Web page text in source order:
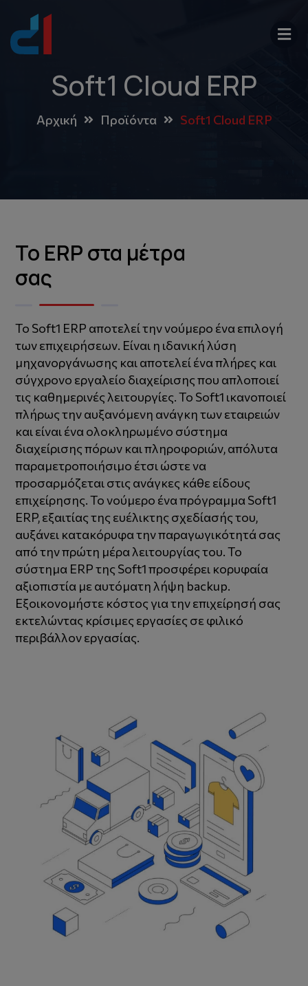
Soft1 Cloud ERP
Αρχική Προϊόντα Soft1 Cloud ERP
Το ERP στα μέτρα
σας
Το Soft1 ERP αποτελεί την νούμερο ένα επιλογή
των επιχειρήσεων. Είναι η ιδανική λύση
μηχανοργάνωσης και αποτελεί ένα πλήρες και
σύγχρονο εργαλείο διαχείρισης που απλοποιεί
τις καθημερινές λειτουργίες. ​Το Soft1 ικανοποιεί
πλήρως την αυξανόμενη ανάγκη των εταιρειών
και είναι ένα ολοκληρωμένο σύστημα
διαχείρισης πόρων και πληροφοριών, απόλυτα
παραμετροποιήσιμο έτσι ώστε να
προσαρμόζεται στις ανάγκες κάθε είδους
επιχείρησης. Το νούμερο ένα πρόγραμμα Soft1
ERP, εξαιτίας της ευέλικτης σχεδίασής του,
αυξάνει κατακόρυφα την παραγωγικότητά σας
από την πρώτη μέρα λειτουργίας του. Το
σύστημα ERP της Soft1 προσφέρει κορυφαία
αξιοπιστία με αυτόματη λήψη backup.
Εξοικονομήστε κόστος για την επιχείρησή σας
εκτελώντας κρίσιμες εργασίες σε φιλικό
περιβάλλον εργασίας.